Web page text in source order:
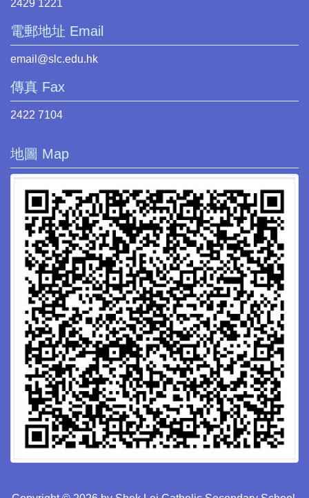
2429 1221
電郵地址 Email
email@slc.edu.hk
傳真 Fax
2422 7104
地圖 Map